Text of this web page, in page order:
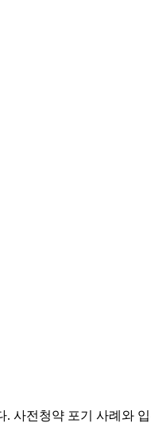
사전청약 포기 사례와